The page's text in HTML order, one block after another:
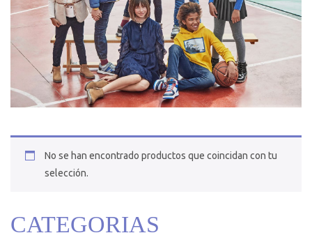
No se han encontrado productos que coincidan con tu
selección.
CATEGORIAS